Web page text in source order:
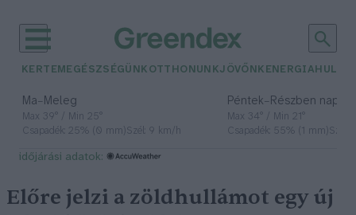
KERTEM EGÉSZSÉGÜNK OTTHONUNKJÖVŐNK ENERGIA
Ma– Meleg
Max 39° / Min 25°
Csapadék: 25% (0 mm)Szél: 9 km/h
Péntek– Részben
Max 34° / Min 21°
Csapadék: 55% (1 mm)Szél:
időjárási adatok:
Előre jelzi a zöldhullámot egy új